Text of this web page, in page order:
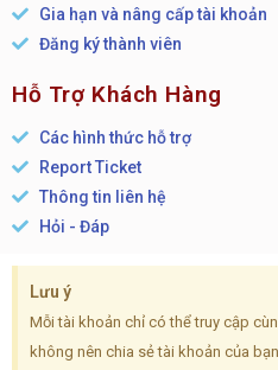
Gia hạn và nâng cấp tài khoản
Đăng ký thành viên
Hỗ Trợ Khách Hàng
Các hình thức hỗ trợ
Report Ticket
Thông tin liên hệ
Hỏi - Đáp
Lưu ý
Mỗi tài khoản chỉ có thể truy cập
không nên chia sẻ tài khoản của